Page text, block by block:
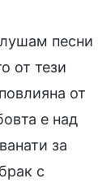
песни
от тези
от
е над
за
с